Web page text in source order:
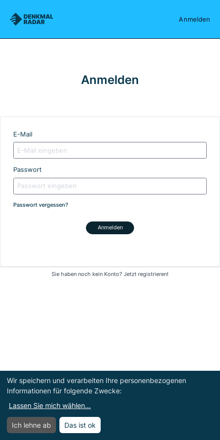
Denkmalradar Anmelden
Menü öffnen
Anmelden
E-Mail
Passwort
Passwort vergessen?
Anmelden
Sie haben noch kein Konto? Jetzt registrieren!
Wir speichern und verarbeiten Ihre personenbezogenen
Informationen für folgende Zwecke:
Lassen Sie mich wählen...
Ich lehne ab Das ist ok